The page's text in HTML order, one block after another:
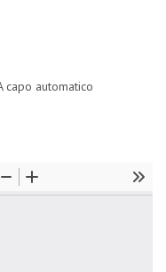
capo automatico